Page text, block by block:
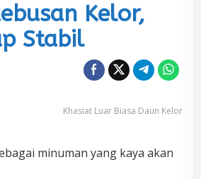
Kelor,
Stabil
Khasiat Luar Biasa Daun Kelor
minuman yang kaya akan